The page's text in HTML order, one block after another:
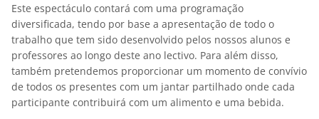
Este espectáculo contará com uma programação
diversificada, tendo por base a apresentação de todo o
trabalho que tem sido desenvolvido pelos nossos alunos e
professores ao longo deste ano lectivo. Para além disso,
também pretendemos proporcionar um momento de convívio
de todos os presentes com um jantar partilhado onde cada
participante contribuirá com um alimento e uma bebida.